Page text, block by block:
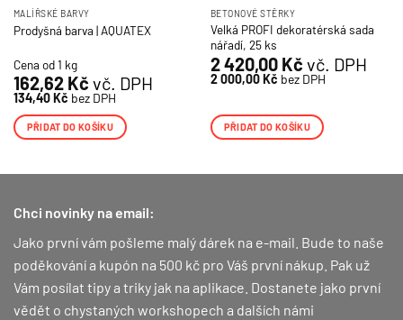
MALÍŘSKÉ BARVY
Prodyšná barva | AQUATEX
Cena od 1 kg
162,62 Kč vč. DPH
134,40 Kč bez DPH
PŘIDAT DO KOŠÍKU
BETONOVÉ STĚRKY
Velká PROFI dekoratérská sada
nářadí, 25 ks
2 420,00 Kč vč. DPH
2 000,00 Kč bez DPH
PŘIDAT DO KOŠÍKU
Chci novinky na email:
Jako první vám pošleme malý dárek na e-mail. Bude to naše
poděkování a kupón na 500 kč pro Váš první nákup. Pak už
Vám posílat tipy a triky jak na aplikace. Dostanete jako první
vědět o chystaných workshopech a dalších námi